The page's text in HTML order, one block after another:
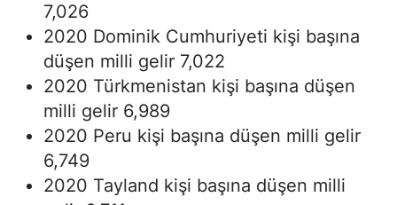
7,026
2020 Dominik Cumhuriyeti kişi başına
düşen milli gelir 7,022
2020 Türkmenistan kişi başına düşen
milli gelir 6,989
2020 Peru kişi başına düşen milli gelir
6,749
2020 Tayland kişi başına düşen milli